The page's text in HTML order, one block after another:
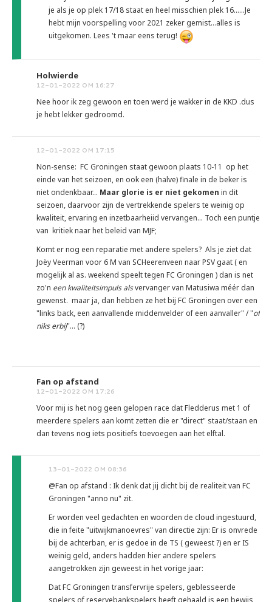
je als je op plek 17/18 staat en heel misschien plek 16......Je
hebt mijn voorspelling voor 2021 zeker gemist...alles is
uitgekomen. Lees 't maar eens terug!
Holwierde
12-01-2022 OM 16:27
Nee hoor ik zeg gewoon en toen werd je wakker in de KKD .dus
je hebt lekker gedroomd.
12-01-2022 OM 17:15
Non-sense: FC Groningen staat gewoon plaats 10-11 op het
einde van het seizoen, en ook een (halve) finale in de beker is
niet ondenkbaar... Maar glorie is er niet gekomen in dit
seizoen, daarvoor zijn de vertrekkende spelers te weinig op
kwaliteit, ervaring en inzetbaarheiid vervangen... Toch een puntje
van kritiek naar het beleid van MJF;
Komt er nog een reparatie met andere spelers? Als je ziet dat
Joëy Veerman voor 6 M van SCHeerenveen naar PSV gaat ( en
mogelijk al as. weekend speelt tegen FC Groningen ) dan is net
zo'n een kwaliteitsimpuls alsvervanger van Matusiwa méér dan
gewenst. maar ja, dan hebben ze het bij FC Groningen over een
"links back, een aanvallende middenvelder of een aanvaller" / "of
niks erbij"... (?)
Fan op afstand
12-01-2022 OM 17:26
Voor mij is het nog geen gelopen race dat Fledderus met 1 of
meerdere spelers aan komt zetten die er "direct" staat/staan en
dan tevens nog iets positiefs toevoegen aan het elftal.
13-01-2022 OM 08:36
@Fan op afstand : Ik denk dat jij dicht bij de realiteit van FC
Groningen "anno nu" zit.
Er worden veel gedachten en woorden de cloud ingestuurd,
die in feite "uitwijkmanoevres" van directie zijn: Er is onvrede
bij de achterban, er is gedoe in de TS ( geweest ?) en er IS
weinig geld, anders hadden hier andere spelers
aangetrokken zijn geweest in het vorige jaar:
Dat FC Groningen transfervrije spelers, geblesseerde
spelers of reservebankspelers heeft gehaald is een bewijs